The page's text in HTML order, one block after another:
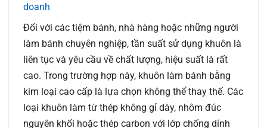
doanh
Đối với các tiệm bánh, nhà hàng hoặc những người
làm bánh chuyên nghiệp, tần suất sử dụng khuôn là
liên tục và yêu cầu về chất lượng, hiệu suất là rất
cao. Trong trường hợp này, khuôn làm bánh bằng
kim loại cao cấp là lựa chọn không thể thay thế. Các
loại khuôn làm từ thép không gỉ dày, nhôm đúc
nguyên khối hoặc thép carbon với lớp chống dính